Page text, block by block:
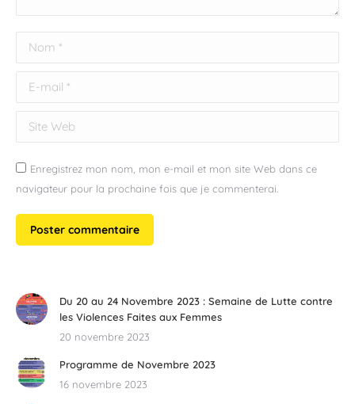
Nom *
E-mail *
Site Web
Enregistrez mon nom, mon e-mail et mon site Web dans ce
navigateur pour la prochaine fois que je commenterai.
Poster commentaire
Du 20 au 24 Novembre 2023 : Semaine de Lutte contre
les Violences Faites aux Femmes
20 novembre 2023
Programme de Novembre 2023
16 novembre 2023